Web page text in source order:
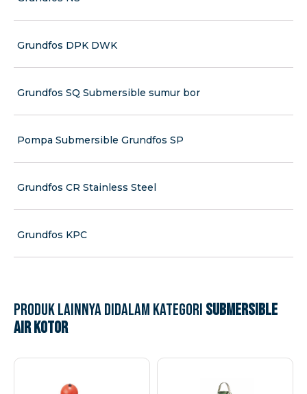
Grundfos DPK DWK
Grundfos SQ Submersible sumur bor
Pompa Submersible Grundfos SP
Grundfos CR Stainless Steel
Grundfos KPC
Produk lainnya didalam kategori Submersible
Air Kotor